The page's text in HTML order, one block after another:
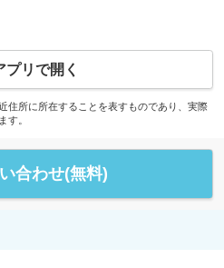
プリで開く
住所に所在することを表すものであり、実際
す。
合わせ(無料)